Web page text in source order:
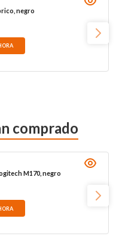
negro
comprado
M170, negro